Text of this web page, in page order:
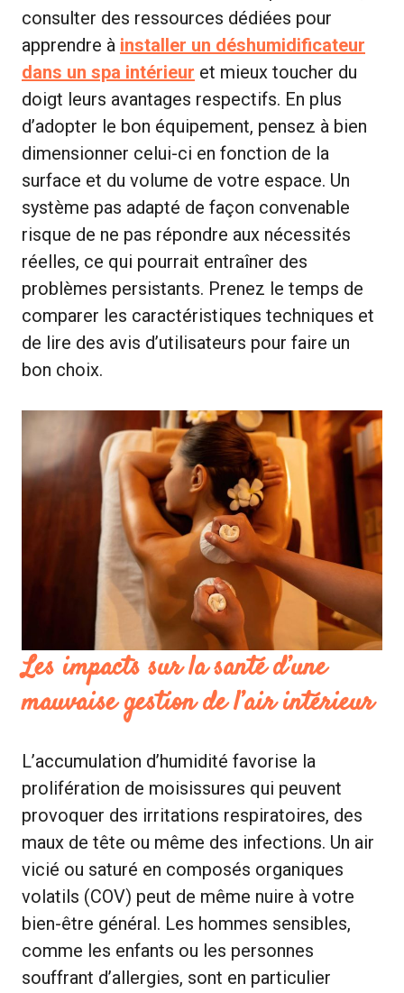
consulter des ressources dédiées pour
apprendre à installer un déshumidificateur
dans un spa intérieur et mieux toucher du
doigt leurs avantages respectifs. En plus
d’adopter le bon équipement, pensez à bien
dimensionner celui-ci en fonction de la
surface et du volume de votre espace. Un
système pas adapté de façon convenable
risque de ne pas répondre aux nécessités
réelles, ce qui pourrait entraîner des
problèmes persistants. Prenez le temps de
comparer les caractéristiques techniques et
de lire des avis d’utilisateurs pour faire un
bon choix.
Les impacts sur la santé d’une
mauvaise gestion de l’air intérieur
L’accumulation d’humidité favorise la
prolifération de moisissures qui peuvent
provoquer des irritations respiratoires, des
maux de tête ou même des infections. Un air
vicié ou saturé en composés organiques
volatils (COV) peut de même nuire à votre
bien-être général. Les hommes sensibles,
comme les enfants ou les personnes
souffrant d’allergies, sont en particulier